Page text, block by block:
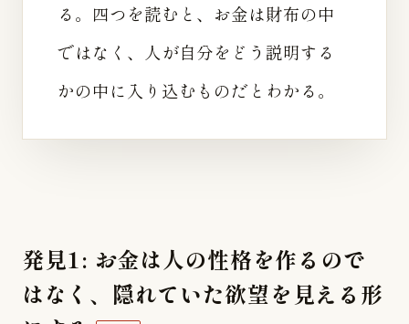
る。四つを読むと、お金は財布の中
ではなく、人が自分をどう説明する
かの中に入り込むものだとわかる。
発見1: お金は人の性格を作るので
はなく、隠れていた欲望を見える形